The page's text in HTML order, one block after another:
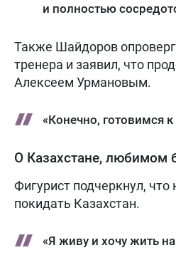
и полностью
Также Шайдоров
тренера и заявил, что
Алексеем Урмановым.
«Конечно, готовимся к
О Казахстане, любимом
Фигурист подчеркнул, что
покидать Казахстан.
«Я живу и хочу жить